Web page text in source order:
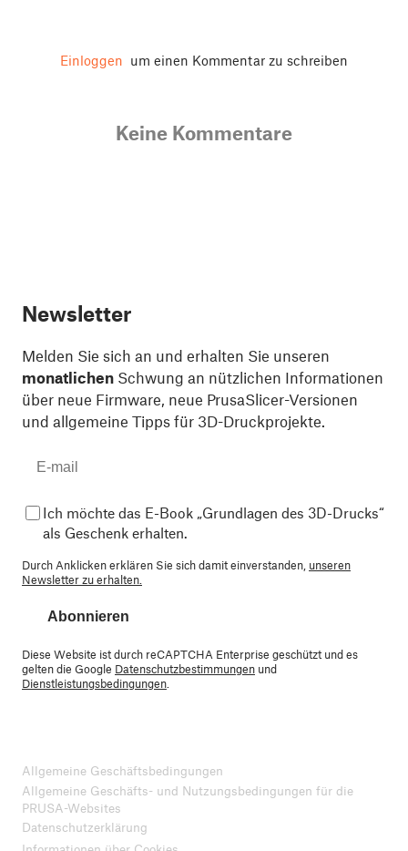
Einloggen um einen Kommentar zu schreiben
Keine Kommentare
Newsletter
Melden Sie sich an und erhalten Sie unseren
monatlichen Schwung an nützlichen Informationen
über neue Firmware, neue PrusaSlicer-Versionen
und allgemeine Tipps für 3D-Druckprojekte.
Ich möchte das E-Book „Grundlagen des 3D-Drucks“
als Geschenk erhalten.
Durch Anklicken erklären Sie sich damit einverstanden, unseren
Newsletter zu erhalten.
Abonnieren
Diese Website ist durch reCAPTCHA Enterprise geschützt und es
gelten die Google Datenschutzbestimmungen und
Dienstleistungsbedingungen
Allgemeine Geschäftsbedingungen
Allgemeine Geschäfts- und Nutzungsbedingungen für die
PRUSA-Websites
Datenschutzerklärung